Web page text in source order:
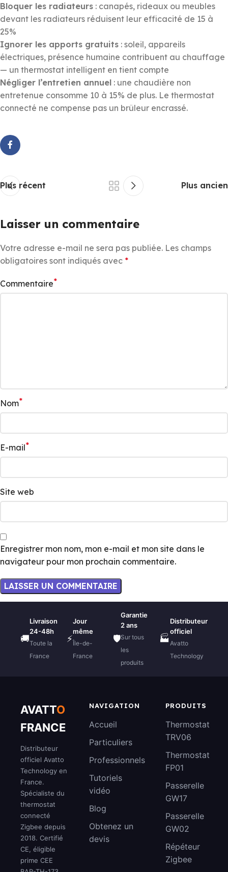
Bloquer les radiateurs : canapés, rideaux ou meubles
devant les radiateurs réduisent leur efficacité de 15 à
25%
Ignorer les apports gratuits : soleil, appareils
électriques, présence humaine contribuent au chauffage
— un thermostat intelligent en tient compte
Négliger l’entretien annuel : une chaudière non
entretenue consomme 10 à 15% de plus. Le thermostat
connecté ne compense pas un brûleur encrassé.
Plus récent Plus ancien
Laisser un commentaire
Votre adresse e-mail ne sera pas publiée. Les champs
obligatoires sont indiqués avec *
Commentaire*
Nom*
E-mail*
Site web
Enregistrer mon nom, mon e-mail et mon site dans le
navigateur pour mon prochain commentaire.
🚚
Livraison
24-48h
Toute la
France
⚡
Jour
même
Île-de-
France
🛡️
Garantie
2 ans
Sur tous
les
produits
🏭
Distributeur
officiel
Avatto
Technology
AVATTO
FRANCE
Distributeur
officiel Avatto
Technology en
France.
Spécialiste du
thermostat
connecté
Zigbee depuis
2018. Certifié
CE, éligible
prime CEE
NAVIGATION
Accueil
Particuliers
Professionnels
Tutoriels
vidéo
Blog
Obtenez un
devis
PRODUITS
Thermostat
TRV06
Thermostat
FP01
Passerelle
GW17
Passerelle
GW02
Répéteur
Zigbee